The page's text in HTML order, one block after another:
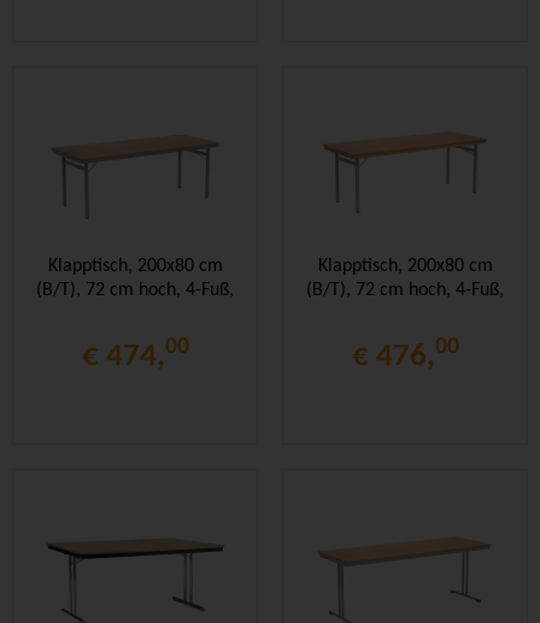
Klapptisch, 200x80 cm
(B/T), 72 cm hoch, 4-Fuß,
€ 474,00
Klapptisch, 200x80 cm
(B/T), 72 cm hoch, 4-Fuß,
€ 476,00